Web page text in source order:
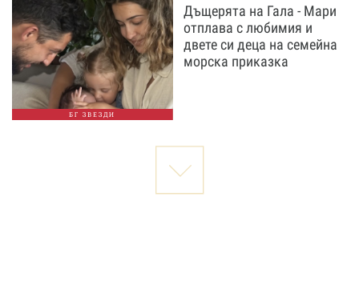
БГ ЗВЕЗДИ
Дъщерята на Гала - Мари
отплава с любимия и
двете си деца на семейна
морска приказка